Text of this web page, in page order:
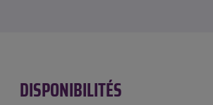
DISPONIBILITÉS